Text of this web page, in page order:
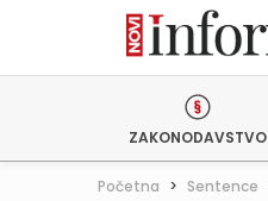
ZAKONODAVSTVO
Početna > Sentence